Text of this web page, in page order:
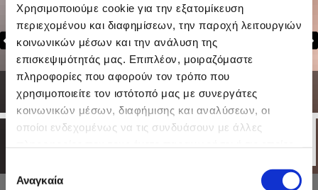
Χρησιμοποιούμε cookie για την εξατομίκευση
περιεχομένου και διαφημίσεων, την παροχή λειτουργιών
κοινωνικών μέσων και την ανάλυση της
επισκεψιμότητάς μας. Επιπλέον, μοιραζόμαστε
πληροφορίες που αφορούν τον τρόπο που
χρησιμοποιείτε τον ιστότοπό μας με συνεργάτες
κοινωνικών μέσων, διαφήμισης και αναλύσεων, οι
οποίοι ενδεχομένως να τις συνδυάσουν με άλλες
των υπηρεσιών τους.
συγκατάθεσης
Αναγκαία Εύοσμος Γάστη